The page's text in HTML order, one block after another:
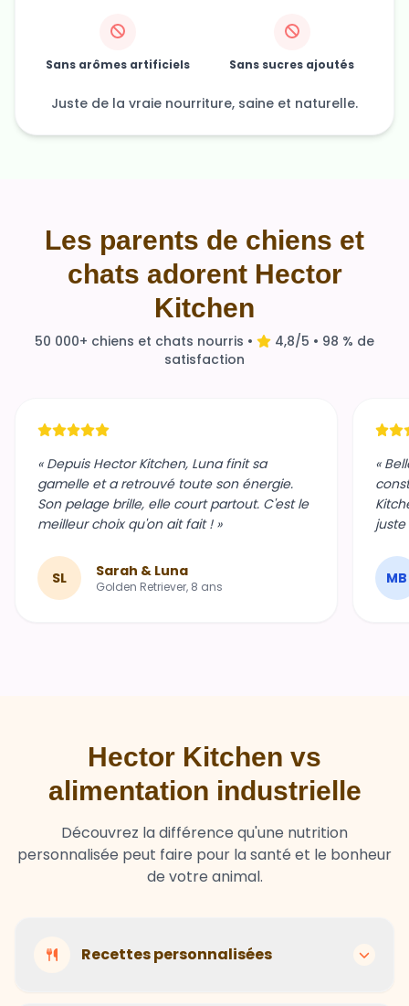
Sans arômes artificiels Sans sucres ajoutés
Juste de la vraie nourriture, saine et naturelle.
Les parents de chiens et
chats adorent Hector
Kitchen
50 000+ chiens et chats nourris •
4,8/5 • 98 % de
satisfaction
« Depuis Hector Kitchen, Luna finit sa
gamelle et a retrouvé toute son énergie.
Son pelage brille, elle court partout. C'est le
meilleur choix qu'on ait fait ! »
SL Sarah & Luna
Golden Retriever, 8 ans
«
MB
Hector Kitchen vs
alimentation industrielle
Découvrez la différence qu'une nutrition
personnalisée peut faire pour la santé et le bonheur
de votre animal.
Recettes personnalisées